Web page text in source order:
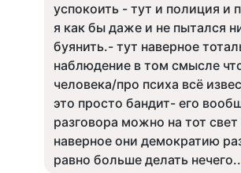
успокоить - тут и полиция и
я как бы даже и не пытался
буянить.- тут наверное
наблюдение в том смысле
человека/про психа всё
это просто бандит- его
разговора можно на тот
наверное они демократию
равно больше делать